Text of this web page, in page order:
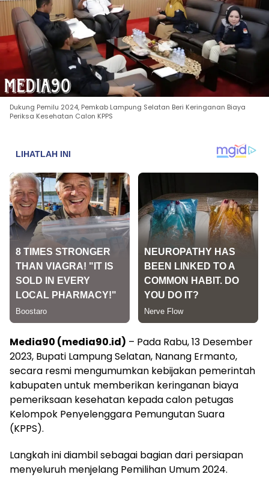
Dukung Pemilu 2024, Pemkab Lampung Selatan Beri Keringanan Biaya
Periksa Kesehatan Calon KPPS
Media90 (media90.id) – Pada Rabu, 13 Desember
2023, Bupati Lampung Selatan, Nanang Ermanto,
secara resmi mengumumkan kebijakan pemerintah
kabupaten untuk memberikan keringanan biaya
pemeriksaan kesehatan kepada calon petugas
Kelompok Penyelenggara Pemungutan Suara
(KPPS).
Langkah ini diambil sebagai bagian dari persiapan
menyeluruh menjelang Pemilihan Umum 2024.